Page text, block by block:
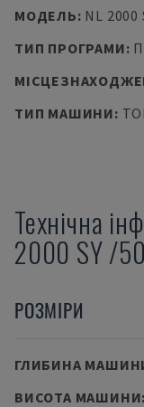
МОДЕЛЬ: NL 2000
ТИП ПРОГРАМИ:
ТИП МАШИНИ:
Технічна
2000 SY /
РОЗМІРИ
ГЛИБИНА
ВИСОТА МАШИНИ: